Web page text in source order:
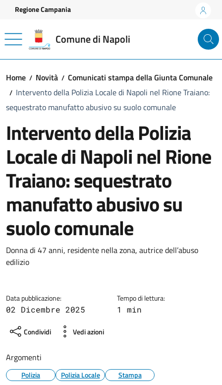
Vai ai contenuti
Vai al footer
Regione Campania
Comune di Napoli
Home Novità
Comunicati stampa della Giunta Comunale
Intervento della Polizia Locale di Napoli nel Rione Traiano:
sequestrato manufatto abusivo su suolo comunale
Intervento della Polizia
Locale di Napoli nel Rione
Traiano: sequestrato
manufatto abusivo su
suolo comunale
Dettagli della notizia
Donna di 47 anni, residente nella zona, autrice dell’abuso
edilizio
Data pubblicazione:
02 Dicembre 2025
Tempo di lettura:
1 min
Condividi Vedi azioni
Argomenti
Polizia Polizia Locale Stampa